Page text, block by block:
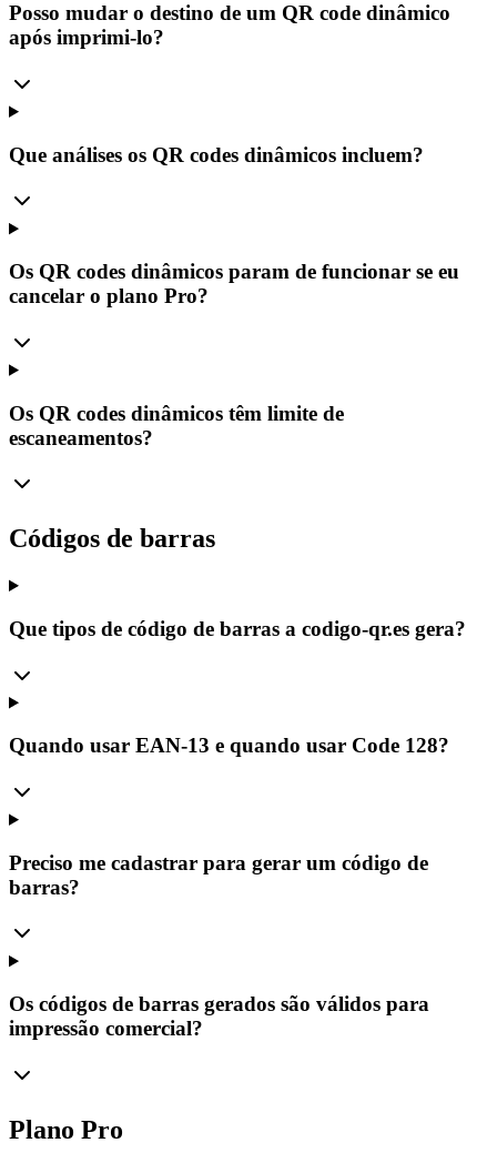
Posso mudar o destino de um QR code dinâmico
após imprimi-lo?
Que análises os QR codes dinâmicos incluem?
Os QR codes dinâmicos param de funcionar se eu
cancelar o plano Pro?
Os QR codes dinâmicos têm limite de
escaneamentos?
Códigos de barras
Que tipos de código de barras a codigo-qr.es gera?
Quando usar EAN-13 e quando usar Code 128?
Preciso me cadastrar para gerar um código de
barras?
Os códigos de barras gerados são válidos para
impressão comercial?
Plano Pro